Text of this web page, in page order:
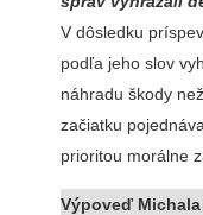
V dôsledku
podľa jeho slov
náhradu škody
začiatku
prioritou morálne
Výpoveď